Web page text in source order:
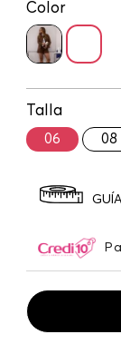
Color
Talla
06 08